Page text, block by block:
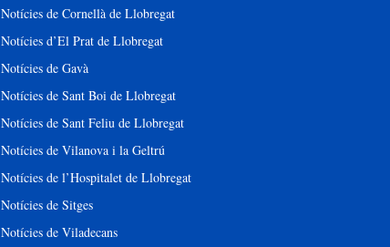
Notícies de Cornellà de Llobregat
Notícies d’El Prat de Llobregat
Notícies de Gavà
Notícies de Sant Boi de Llobregat
Notícies de Sant Feliu de Llobregat
Notícies de Vilanova i la Geltrú
Notícies de l’Hospitalet de Llobregat
Notícies de Sitges
Notícies de Viladecans